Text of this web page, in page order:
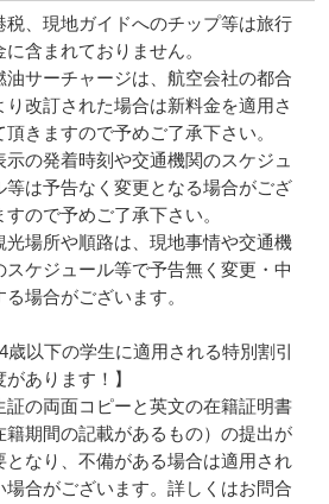
税、現地ガイドへのチップ等は旅行
に含まれておりません。
サーチャージは、航空会社の都合
り改訂された場合は新料金を適用さ
頂きますので予めご了承下さい。
の発着時刻や交通機関のスケジュ
等は予告なく変更となる場合がござ
すので予めご了承下さい。
場所や順路は、現地事情や交通機
スケジュール等で予告無く変更・中
る場合がございます。
歳以下の学生に適用される特別割引
があります！】
証の両面コピーと英文の在籍証明書
籍期間の記載があるもの）の提出が
となり、不備がある場合は適用され
場合がございます。詳しくはお問合